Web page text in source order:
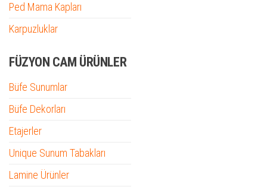
Ped Mama Kapları
Karpuzluklar
FÜZYON CAM ÜRÜNLER
Büfe Sunumlar
Büfe Dekorları
Etajerler
Unique Sunum Tabakları
Lamine Ürünler